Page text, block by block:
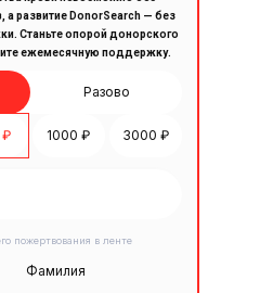
а развитие DonorSearch — без
Станьте опорой донорского
ежемесячную поддержку.
Разово
1000 ₽ 3000 ₽
пожертвования в ленте
Фамилия